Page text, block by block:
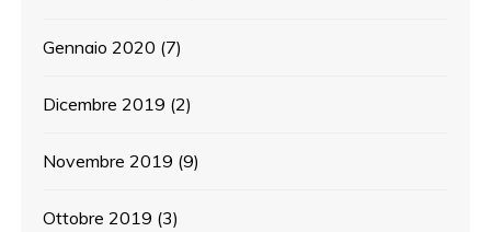
Gennaio 2020 (7)
Dicembre 2019 (2)
Novembre 2019 (9)
Ottobre 2019 (3)